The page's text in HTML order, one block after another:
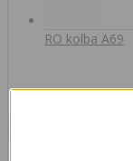
RO kolba A69
50